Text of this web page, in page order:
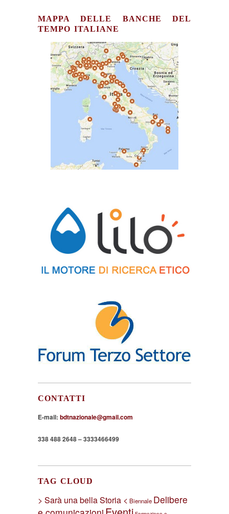
MAPPA DELLE BANCHE DEL
TEMPO ITALIANE
CONTATTI
E-mail: bdtnazionale@gmail.com
338 488 2648 – 3333466499
TAG CLOUD
> Sarà una bella Storia < Biennale Delibere